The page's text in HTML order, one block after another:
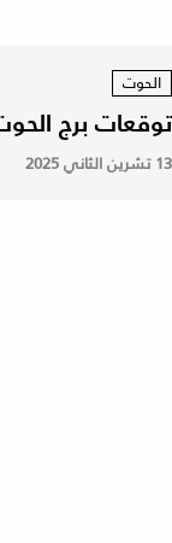
الحوت
توقعات برج الحوت
13 تشرين الثاني 2025